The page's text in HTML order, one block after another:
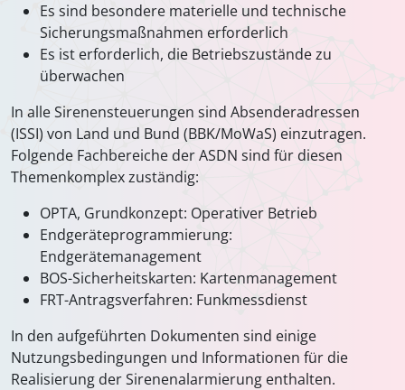
Es sind besondere materielle und technische
Sicherungsmaßnahmen erforderlich
Es ist erforderlich, die Betriebszustände zu
überwachen
In alle Sirenensteuerungen sind Absenderadressen
(ISSI) von Land und Bund (BBK/MoWaS) einzutragen.
Folgende Fachbereiche der ASDN sind für diesen
Themenkomplex zuständig:
OPTA, Grundkonzept: Operativer Betrieb
Endgeräteprogrammierung:
Endgerätemanagement
BOS-Sicherheitskarten: Kartenmanagement
FRT-Antragsverfahren: Funkmessdienst
In den aufgeführten Dokumenten sind einige
Nutzungsbedingungen und Informationen für die
Realisierung der Sirenenalarmierung enthalten.